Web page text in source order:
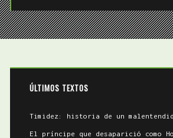
ÚLTIMOS TEXTOS
Timidez: historia de un
El príncipe que desaparició como